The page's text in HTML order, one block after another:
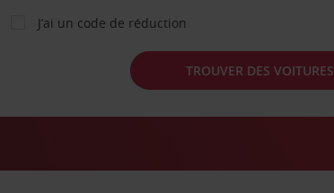
J’ai un code de réduction
TROUVER DES VOITURES